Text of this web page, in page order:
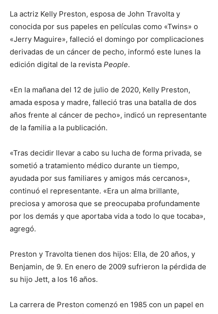
La actriz Kelly Preston, esposa de John Travolta y
conocida por sus papeles en películas como «Twins» o
«Jerry Maguire», falleció el domingo por complicaciones
derivadas de un cáncer de pecho, informó este lunes la
edición digital de la revista People.
«En la mañana del 12 de julio de 2020, Kelly Preston,
amada esposa y madre, falleció tras una batalla de dos
años frente al cáncer de pecho», indicó un representante
de la familia a la publicación.
«Tras decidir llevar a cabo su lucha de forma privada, se
sometió a tratamiento médico durante un tiempo,
ayudada por sus familiares y amigos más cercanos»,
continuó el representante. «Era un alma brillante,
preciosa y amorosa que se preocupaba profundamente
por los demás y que aportaba vida a todo lo que tocaba»,
agregó.
Preston y Travolta tienen dos hijos: Ella, de 20 años, y
Benjamin, de 9. En enero de 2009 sufrieron la pérdida de
su hijo Jett, a los 16 años.
La carrera de Preston comenzó en 1985 con un papel en